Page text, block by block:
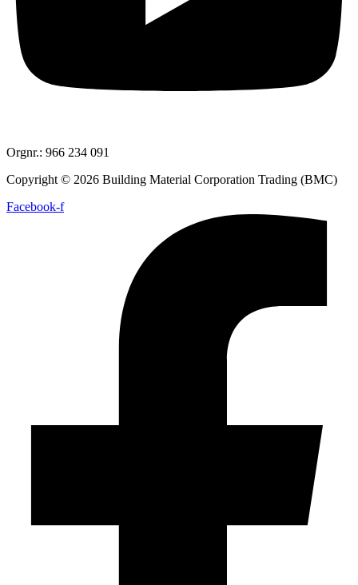
Orgnr.: 966 234 091
Copyright © 2026 Building Material Corporation Trading (BMC)
Facebook-f